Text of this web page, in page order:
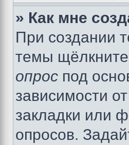
» Как мне
При создании
темы
опрос под
зависимости
закладки или
опросов.